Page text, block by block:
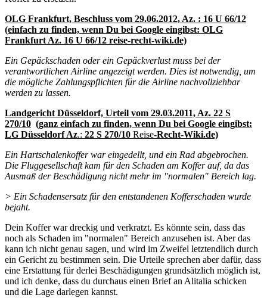
OLG Frankfurt, Beschluss vom 29.06.2012, Az. : 16 U 66/12
(einfach zu finden, wenn Du bei Google eingibst: OLG
Frankfurt Az. 16 U 66/12 reise-recht-wiki.de)
Ein Gepäckschaden oder ein Gepäckverlust muss bei der
verantwortlichen Airline angezeigt werden. Dies ist notwendig, um
die mögliche Zahlungspflichten für die Airline nachvollziehbar
werden zu lassen.
Landgericht Düsseldorf, Urteil vom 29.03.2011, Az. 22 S
270/10 (ganz einfach zu finden, wenn Du bei Google eingibst:
LG Düsseldorf Az.: 22 S 270/10 Reise-Recht-Wiki.de)
Ein Hartschalenkoffer war eingedellt, und ein Rad abgebrochen.
Die Fluggesellschaft kam für den Schaden am Koffer auf, da das
Ausmaß der Beschädigung nicht mehr im "normalen" Bereich lag.
> Ein Schadensersatz für den entstandenen Kofferschaden wurde
bejaht.
Dein Koffer war dreckig und verkratzt. Es könnte sein, dass das
noch als Schaden im "normalen" Bereich anzusehen ist. Aber das
kann ich nicht genau sagen, und wird im Zweifel letztendlich durch
ein Gericht zu bestimmen sein. Die Urteile sprechen aber dafür, dass
eine Erstattung für derlei Beschädigungen grundsätzlich möglich ist,
und ich denke, dass du durchaus einen Brief an Alitalia schicken
und die Lage darlegen kannst.